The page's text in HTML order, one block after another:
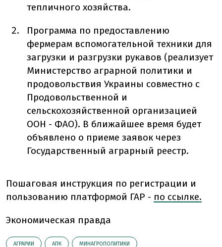
тепличного хозяйства.
Программа по предоставлению
фермерам вспомогательной техники для
загрузки и разгрузки рукавов (реализует
Министерство аграрной политики и
продовольствия Украины совместно с
Продовольственной и
сельскохозяйственной организацией
ООН - ФАО). В ближайшее время будет
объявлено о приеме заявок через
Государственный аграрный реестр.
Пошаговая инструкция по регистрации и
пользованию платформой ГАР - по ссылке.
Экономическая правда
АГРАРИИ АПК МИНАГРОПОЛИТИКИ